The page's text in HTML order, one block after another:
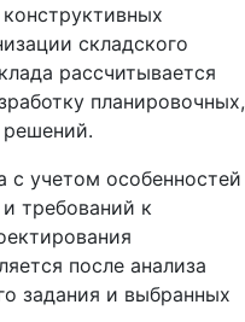
складского
рассчитывается
планировочных,
решений.
с учетом особенностей
требований к
после анализа
задания и выбранных